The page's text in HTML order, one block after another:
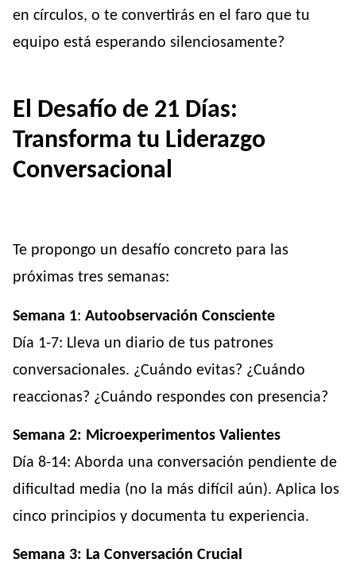
en círculos, o te convertirás en el faro que tu
equipo está esperando silenciosamente?
El Desafío de 21 Días:
Transforma tu Liderazgo
Conversacional
Te propongo un desafío concreto para las
próximas tres semanas:
Semana 1: Autoobservación Consciente
Día 1-7: Lleva un diario de tus patrones
conversacionales. ¿Cuándo evitas? ¿Cuándo
reaccionas? ¿Cuándo respondes con presencia?
Semana 2: Microexperimentos Valientes
Día 8-14: Aborda una conversación pendiente de
dificultad media (no la más difícil aún). Aplica los
cinco principios y documenta tu experiencia.
Semana 3: La Conversación Crucial